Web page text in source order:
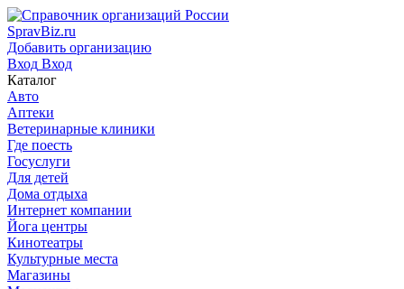
SpravBiz.ru
Добавить организацию
Вход Вход
Каталог
Авто
Аптеки
Ветеринарные клиники
Где поесть
Госуслуги
Для детей
Дома отдыха
Интернет компании
Йога центры
Кинотеатры
Культурные места
Магазины